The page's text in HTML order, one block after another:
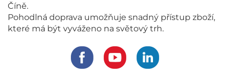
Číně.
Pohodlná doprava umožňuje snadný přístup zboží,
které má být vyváženo na světový trh.